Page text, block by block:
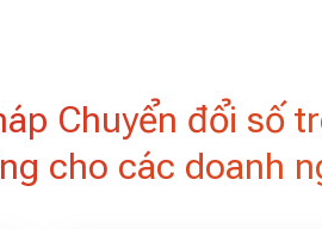
Chuyển đổi số
cho các doanh